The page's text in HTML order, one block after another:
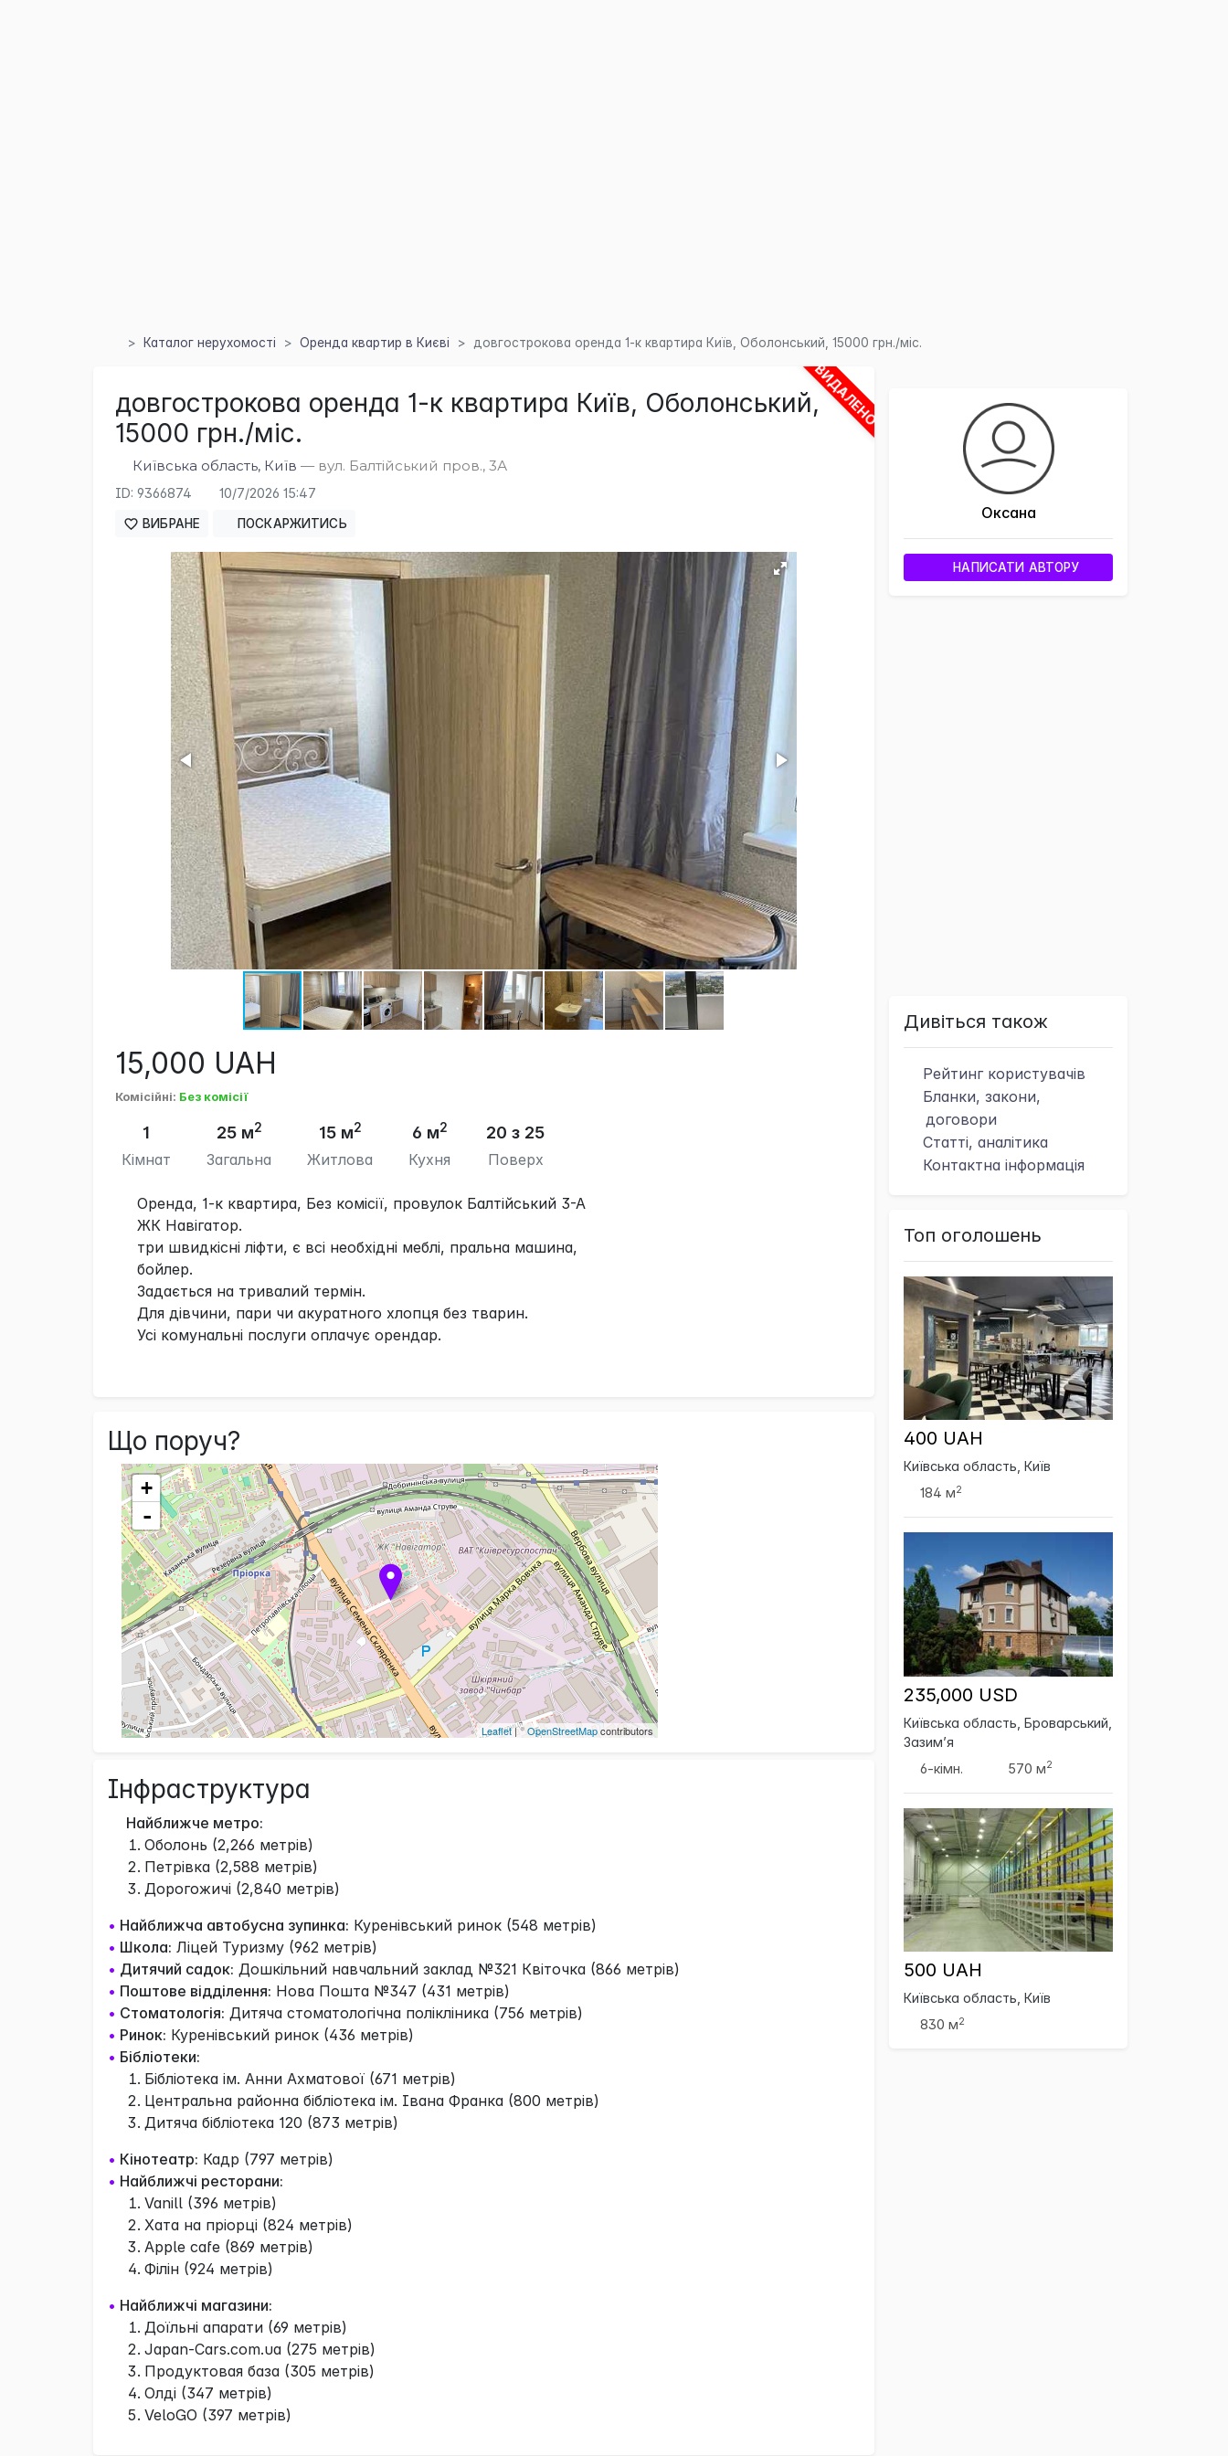
Каталог нерухомості Оренда квартир в Києві довгострокова оренда 1-к квартира Київ, Оболонський, 15000 грн./міс.
ВИДАЛЕНО
довгострокова оренда 1-к квартира Київ, Оболонський,
15000 грн./міс.
Київська область, Київ — вул. Балтійський пров., 3А
ID: 9366874 10/7/2026 15:47
ВИБРАНЕ ПОСКАРЖИТИСЬ
15,000 UAH
Комісійні: Без комісії
1
Кімнат
25 м2
Загальна
15 м2
Житлова
6 м2
Кухня
20 з 25
Поверх
Оренда, 1-к квартира, Без комісії, провулок Балтійський 3-А
ЖК Навігатор.
три швидкісні ліфти, є всі необхідні меблі, пральна машина,
бойлер.
Задається на тривалий термін.
Для дівчини, пари чи акуратного хлопця без тварин.
Усі комунальні послуги оплачує орендар.
Що поруч?
+
-
Leaflet| ©OpenStreetMapcontributors
Інфраструктура
Найближче метро:
Оболонь (2,266 метрів)
Петрівка (2,588 метрів)
Дорогожичі (2,840 метрів)
• Найближча автобусна зупинка: Куренівський ринок (548 метрів)
• Школа: Ліцей Туризму (962 метрів)
• Дитячий садок: Дошкільний навчальний заклад №321 Квіточка (866 метрів)
• Поштове відділення: Нова Пошта №347 (431 метрів)
• Стоматологія: Дитяча стоматологічна полікліника (756 метрів)
• Ринок: Куренівський ринок (436 метрів)
• Бібліотеки:
Бібліотека ім. Анни Ахматової (671 метрів)
Центральна районна бібліотека ім. Івана Франка (800 метрів)
Дитяча бібліотека 120 (873 метрів)
• Кінотеатр: Кадр (797 метрів)
• Найближчі ресторани:
Vanill (396 метрів)
Хата на пріорці (824 метрів)
Apple cafe (869 метрів)
Філін (924 метрів)
• Найближчі магазини:
Доїльні апарати (69 метрів)
Japan-Cars.com.ua (275 метрів)
Продуктовая база (305 метрів)
Олді (347 метрів)
VeloGO (397 метрів)
Оксана
НАПИСАТИ АВТОРУ
Дивіться також
Рейтинг користувачів
Бланки, закони,
договори
Статті, аналітика
Контактна інформація
Топ оголошень
400 UAH
Київська область, Київ
184 м2
235,000 USD
Київська область, Броварський,
Зазим’я
6-кімн.
570 м2
500 UAH
Київська область, Київ
830 м2